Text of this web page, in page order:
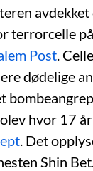
avdekket
terrorcelle
Post.
dødelige
hvor 17 år
. Det
Shin